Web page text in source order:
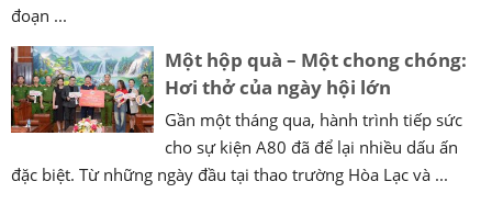
đoạn ...
Một hộp quà – Một chong chóng:
Hơi thở của ngày hội lớn
Gần một tháng qua, hành trình tiếp sức
cho sự kiện A80 đã để lại nhiều dấu ấn
đặc biệt. Từ những ngày đầu tại thao trường Hòa Lạc và ...